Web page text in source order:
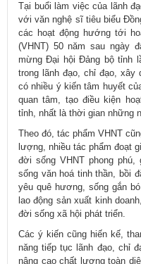
Tại buổi làm việc của lãnh
với văn nghệ sĩ tiêu biểu
các hoạt động hướng tới
(VHNT) 50 năm sau ngày
mừng Đại hội Đảng bộ tỉnh
trong lãnh đạo, chỉ đạo, xây
có nhiều ý kiến tâm huyết
quan tâm, tạo điều kiện
tỉnh, nhất là thời gian những
Theo đó, tác phẩm VHNT
lượng, nhiều tác phẩm đoạt
đời sống VHNT phong
sống văn hoá tinh thần, bồi
yêu quê hương, sống gắn
lao động sản xuất kinh
đời sống xã hội phát triển.
Các ý kiến cũng hiến kế,
năng tiếp tục lãnh đạo, chỉ
nâng cao chất lượng toàn